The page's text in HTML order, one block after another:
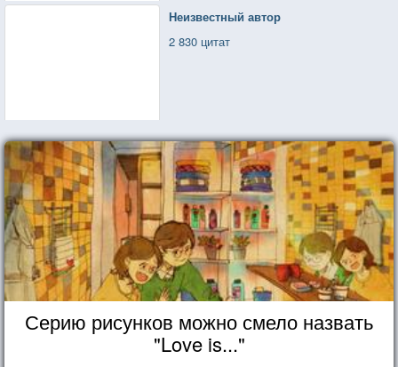
Неизвестный автор
2 830 цитат
Серию рисунков можно смело назвать
"Love is..."